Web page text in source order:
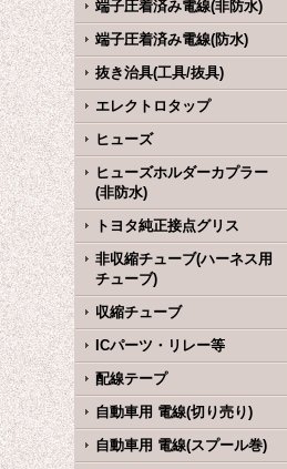
端子圧着済み電線(非防水)
端子圧着済み電線(防水)
抜き治具(工具/抜具)
エレクトロタップ
ヒューズ
ヒューズホルダーカプラー
(非防水)
トヨタ純正接点グリス
非収縮チューブ(ハーネス用
チューブ)
収縮チューブ
ICパーツ・リレー等
配線テープ
自動車用 電線(切り売り)
自動車用 電線(スプール巻)